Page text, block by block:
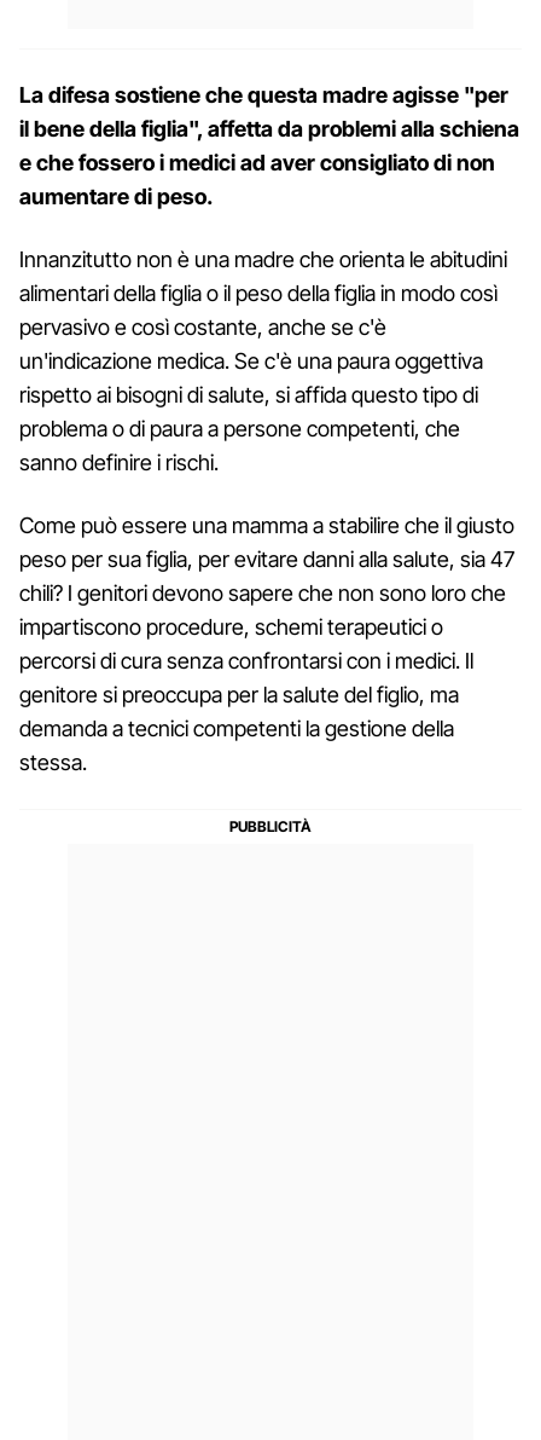
La difesa sostiene che questa madre agisse "per
il bene della figlia", affetta da problemi alla schiena
e che fossero i medici ad aver consigliato di non
aumentare di peso.
Innanzitutto non è una madre che orienta le abitudini
alimentari della figlia o il peso della figlia in modo così
pervasivo e così costante, anche se c'è
un'indicazione medica. Se c'è una paura oggettiva
rispetto ai bisogni di salute, si affida questo tipo di
problema o di paura a persone competenti, che
sanno definire i rischi.
Come può essere una mamma a stabilire che il giusto
peso per sua figlia, per evitare danni alla salute, sia 47
chili? I genitori devono sapere che non sono loro che
impartiscono procedure, schemi terapeutici o
percorsi di cura senza confrontarsi con i medici. Il
genitore si preoccupa per la salute del figlio, ma
demanda a tecnici competenti la gestione della
stessa.